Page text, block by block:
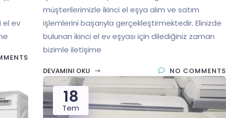
el ev
müşterilerimizle ikinci el eşya alım ve satım
işlemlerini başarıyla gerçekleştirmektedir. Elinizde
bulunan ikinci el ev eşyası için dilediğiniz zaman
bizimle iletişime
DEVAMINI OKU NO COMMENTS
18
Tem